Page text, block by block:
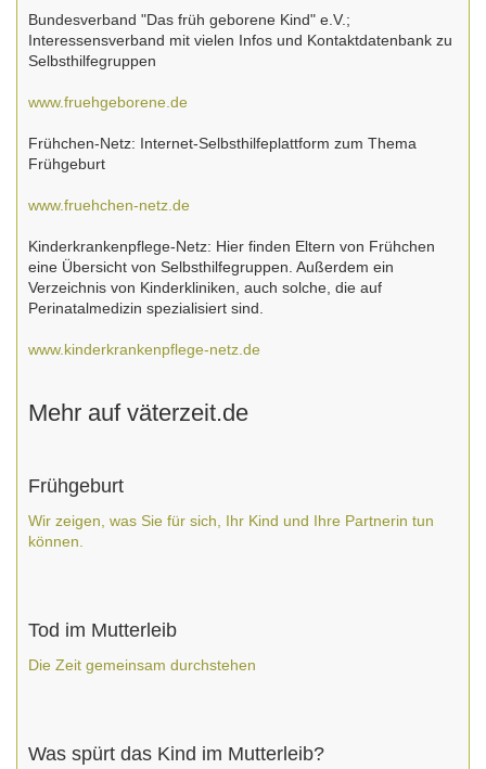
Bundesverband "Das früh geborene Kind" e.V.;
Interessensverband mit vielen Infos und Kontaktdatenbank zu
Selbsthilfegruppen
www.fruehgeborene.de
Frühchen-Netz: Internet-Selbsthilfeplattform zum Thema
Frühgeburt
www.fruehchen-netz.de
Kinderkrankenpflege-Netz: Hier finden Eltern von Frühchen
eine Übersicht von Selbsthilfegruppen. Außerdem ein
Verzeichnis von Kinderkliniken, auch solche, die auf
Perinatalmedizin spezialisiert sind.
www.kinderkrankenpflege-netz.de
Mehr auf väterzeit.de
Frühgeburt
Wir zeigen, was Sie für sich, Ihr Kind und Ihre Partnerin tun
können.
Tod im Mutterleib
Die Zeit gemeinsam durchstehen
Was spürt das Kind im Mutterleib?